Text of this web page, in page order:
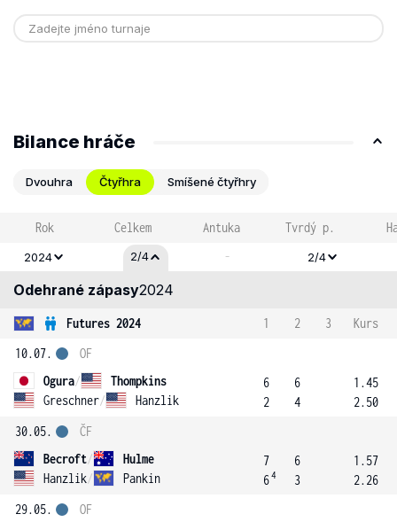
Bilance hráče
Dvouhra Čtyřhra Smíšené čtyřhry
Rok Celkem Antuka Tvrdý p.
2024 2/4 - 2/4
Odehrané zápasy2024
Futures 2024 1 2 3
Kurs
10.07.
Ogura/
Thompkins
Greschner/ Hanzlik
OF
6
2
6
4
1.45
2.50
30.05.
Becroft/
Hulme
Hanzlik/ Pankin
ČF
7
64
6
3
1.57
2.26
29.05.
OF